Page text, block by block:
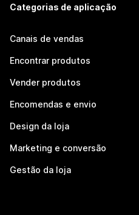
Categorias de aplicação
Canais de vendas
Encontrar produtos
Vender produtos
Encomendas e envio
Design da loja
Marketing e conversão
Gestão da loja